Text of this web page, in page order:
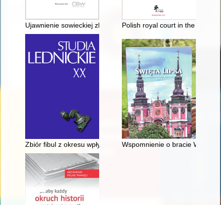
Ujawnienie sowieckiej zbrodni katyńskiej przez Niemców
Polish royal court in the eyes
Zbiór fibul z okresu wpływów rzymskich z okolic Ostrowa
Wspomnienie o bracie